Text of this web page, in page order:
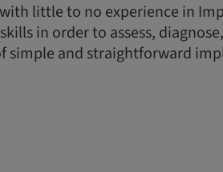
little to no experience in
in order to assess,
simple and straightforward